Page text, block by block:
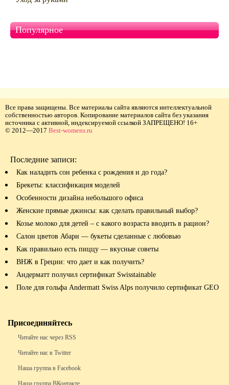
Популярное
Все права защищены. Все материалы сайта являются интеллектуальной
собственностью авторов. Копирование материалов сайта без указания
источника с активной, индексируемой ссылкой ЗАПРЕЩЕНО! 16+
© 2012—2017 Best-womens.ru
Последние записи:
Как наладить сон ребенка с рождения и до года?
Брекеты: классификация моделей
Особенности дизайна небольшого офиса
Женские прямые джинсы: как сделать правильный выбор?
Козье молоко для детей – с какого возраста вводить в рацион?
Салон цветов Абари — букеты сделанные с любовью
Как правильно есть пиццу — вкусные советы
ВНЖ в Греции: что дает и как получить?
Андерматт получил сертификат Swisstainable
Поле для гольфа Andermatt Swiss Alps получило сертификат GEO
Присоединяйтесь
Читайте нас через RSS
Читайте нас в Twitter
Наша группа в Facebook
Наша группа ВКонтакте